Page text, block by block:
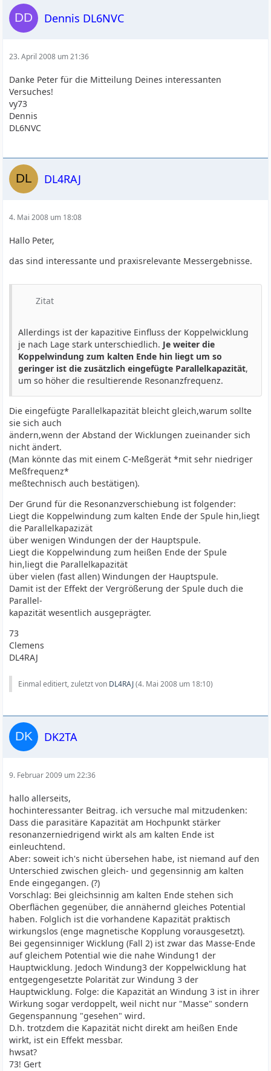
Dennis DL6NVC
23. April 2008 um 21:36
Danke Peter für die Mitteilung Deines interessanten
Versuches!
vy73
Dennis
DL6NVC
DL4RAJ
4. Mai 2008 um 18:08
Hallo Peter,
das sind interessante und praxisrelevante Messergebnisse.
Zitat
Allerdings ist der kapazitive Einfluss der Koppelwicklung
je nach Lage stark unterschiedlich. Je weiter die
Koppelwindung zum kalten Ende hin liegt um so
geringer ist die zusätzlich eingefügte Parallelkapazität,
um so höher die resultierende Resonanzfrequenz.
Die eingefügte Parallelkapazität bleicht gleich,warum sollte
sie sich auch
ändern,wenn der Abstand der Wicklungen zueinander sich
nicht ändert.
(Man könnte das mit einem C-Meßgerät *mit sehr niedriger
Meßfrequenz*
meßtechnisch auch bestätigen).
Der Grund für die Resonanzverschiebung ist folgender:
Liegt die Koppelwindung zum kalten Ende der Spule hin,liegt
die Parallelkapazizät
über wenigen Windungen der der Hauptspule.
Liegt die Koppelwindung zum heißen Ende der Spule
hin,liegt die Parallelkapazität
über vielen (fast allen) Windungen der Hauptspule.
Damit ist der Effekt der Vergrößerung der Spule duch die
Parallel-
kapazität wesentlich ausgeprägter.
73
Clemens
DL4RAJ
Einmal editiert, zuletzt von DL4RAJ(4. Mai 2008 um 18:10)
DK2TA
9. Februar 2009 um 22:36
hallo allerseits,
hochinteressanter Beitrag. ich versuche mal mitzudenken:
Dass die parasitäre Kapazität am Hochpunkt stärker
resonanzerniedrigend wirkt als am kalten Ende ist
einleuchtend.
Aber: soweit ich's nicht übersehen habe, ist niemand auf den
Unterschied zwischen gleich- und gegensinnig am kalten
Ende eingegangen. (?)
Vorschlag: Bei gleichsinnig am kalten Ende stehen sich
Oberflächen gegenüber, die annähernd gleiches Potential
haben. Folglich ist die vorhandene Kapazität praktisch
wirkungslos (enge magnetische Kopplung vorausgesetzt).
Bei gegensinniger Wicklung (Fall 2) ist zwar das Masse-Ende
auf gleichem Potential wie die nahe Windung1 der
Hauptwicklung. Jedoch Windung3 der Koppelwicklung hat
entgegengesetzte Polarität zur Windung 3 der
Hauptwicklung. Folge: die Kapazität an Windung 3 ist in ihrer
Wirkung sogar verdoppelt, weil nicht nur "Masse" sondern
Gegenspannung "gesehen" wird.
D.h. trotzdem die Kapazität nicht direkt am heißen Ende
wirkt, ist ein Effekt messbar.
hwsat?
73! Gert